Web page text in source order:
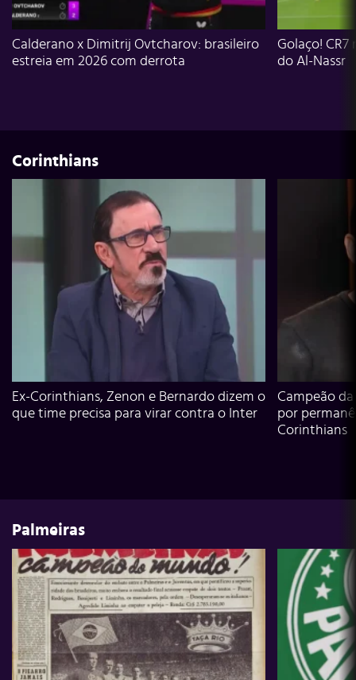
Calderano x Dimitrij Ovtcharov: brasileiro
estreia em 2026 com derrota
Golaço!
do Al-Nassr
Corinthians
Ex-Corinthians, Zenon e Bernardo dizem o
que time precisa para virar contra o Inter
Campeão
por
Corinthians
Palmeiras